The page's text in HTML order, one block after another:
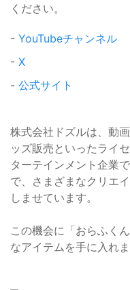
ください。
- YouTubeチャンネル
- X
- 公式サイト
株式会社ドズルは、動
ッズ販売といったライ
ターテインメント企業
で、さまざまなクリエ
しませています。
この機会に「おらふく
なアイテムを手に入れま